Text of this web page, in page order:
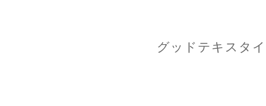
グッドテキスタ